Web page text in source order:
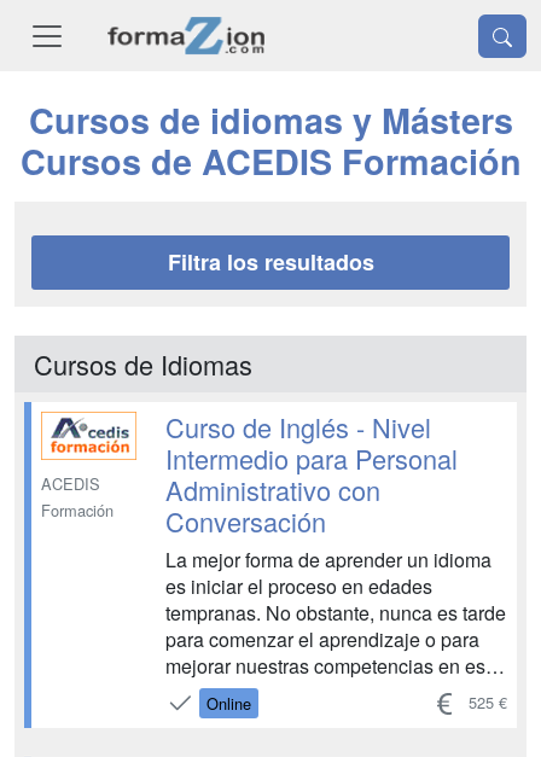
Cursos de idiomas y Másters
Cursos de ACEDIS Formación
Filtra los resultados
Cursos de Idiomas
ACEDIS
Formación
Curso de Inglés - Nivel
Intermedio para Personal
Administrativo con
Conversación
La mejor forma de aprender un idioma
es iniciar el proceso en edades
tempranas. No obstante, nunca es tarde
para comenzar el aprendizaje o para
mejorar nuestras competencias en este
sentido, y adquirir aquellas nociones
que nos resulten útiles en nuestro
Online 525 €